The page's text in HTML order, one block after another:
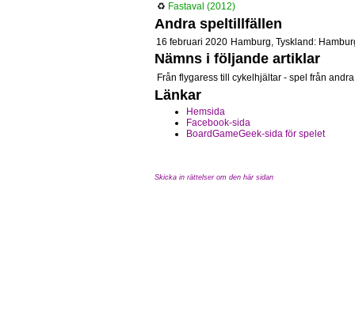
♻ Fastaval (2012)
Andra speltillfällen
16 februari 2020 Hamburg, Tyskland:
Nämns i följande artiklar
Från flygaress till cykelhjältar - spel från
Länkar
Hemsida
Facebook-sida
BoardGameGeek-sida för spelet
Skicka in rättelser om den här sidan